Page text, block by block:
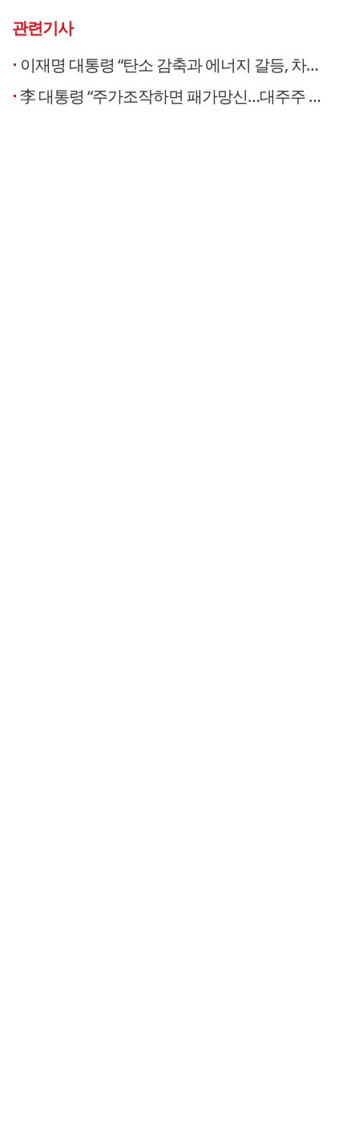
관련기사
이재명 대통령 “탄소 감축과 에너지 갈등, 차라리 안에서 싸우고 푸는 게 나아”…기후에너지환경부 배경 설명
李 대통령 “주가조작하면 패가망신…대주주 양도세 고집 안 해”